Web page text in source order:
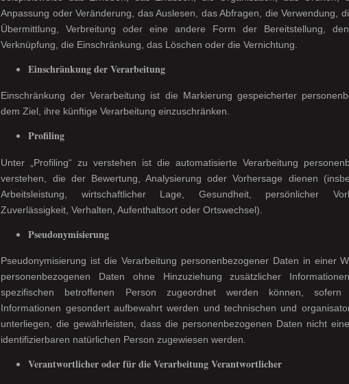
Anpassung oder Veränderung, das Auslesen, das Abfragen, die Verwendung,
Übermittlung, Verbreitung oder eine andere Form der Bereitstellung,
Verknüpfung, die Einschränkung, das Löschen oder die Vernichtung.
Einschränkung der Verarbeitung
Einschränkung der Verarbeitung ist die Markierung gespeicherter
dem Ziel, ihre künftige Verarbeitung einzuschränken.
Profiling
Unter „Profiling“ zu verstehen ist die automatisierte Verarbeitung
verstehen, die der Bewertung, Analysierung oder Vorhersage dienen
Arbeitsleistung, wirtschaftlicher Lage, Gesundheit, persönlicher
Zuverlässigkeit, Verhalten, Aufenthaltsort oder Ortswechsel).
Pseudonymisierung
Pseudonymisierung ist die Verarbeitung personenbezogener Daten in einer
personenbezogenen Daten ohne Hinzuziehung zusätzlicher
spezifischen betroffenen Person zugeordnet werden können, sofern
Informationen gesondert aufbewahrt werden und technischen und
unterliegen, die gewährleisten, dass die personenbezogenen Daten nicht
identifizierbaren natürlichen Person zugewiesen werden.
Verantwortlicher oder für die Verarbeitung Verantwortlicher